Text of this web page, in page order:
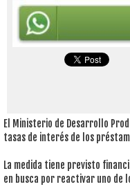
El Ministerio de Desarrollo
tasas de interés de los
La medida tiene previsto
en busca por reactivar uno de